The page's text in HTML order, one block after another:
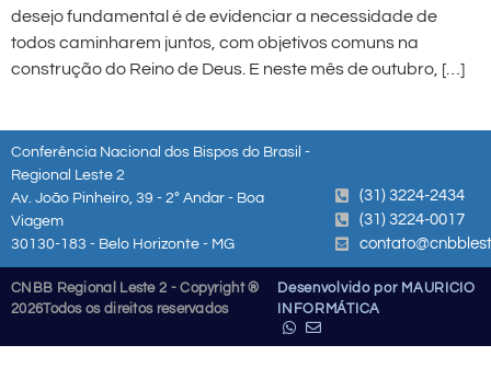
desejo fundamental é de evidenciar a necessidade de
todos caminharem juntos, com objetivos comuns na
construção do Reino de Deus. E neste mês de outubro, […]
Conferência Nacional dos Bispos do Brasil -
Regional Leste 2
Av. João Pinheiro, 39 - 2º Andar - Boa
Viagem
30130-183 - Belo Horizonte - MG
(31) 3224-2434
(31) 3224-0017
CNBB Regional Leste 2 - Copyright ®
2026Todos os direitos reservados
Desenvolvido por MAURICIO
INFORMÁTICA